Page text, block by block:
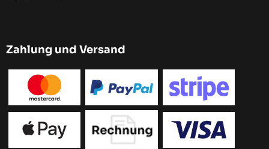
Zahlung und Versand